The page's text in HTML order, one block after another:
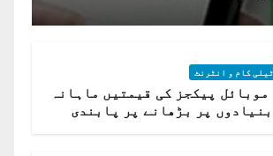
ٹیلی کام و انٹرنٹ
موبائل پیکجز کی قیمتیں ماہانہ
بنیادوں پر بڑھانے پر پابندی